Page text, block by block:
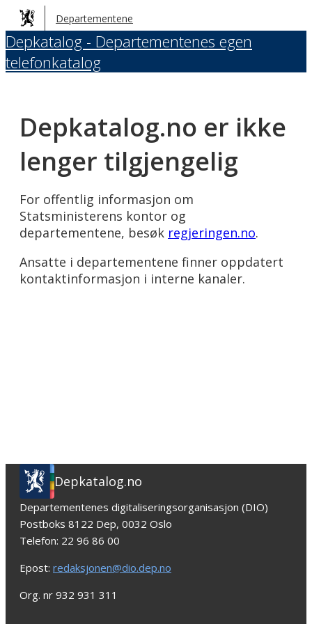
Hopp
til
hovedinnhold
Departementene
Depkatalog - Departementenes egen
telefonkatalog
Depkatalog.no er ikke
lenger tilgjengelig
For offentlig informasjon om
Statsministerens kontor og
departementene, besøk regjeringen.no.
Ansatte i departementene finner oppdatert
kontaktinformasjon i interne kanaler.
Depkatalog.no
Departementenes digitaliseringsorganisasjon (DIO)
Postboks 8122 Dep, 0032 Oslo
Telefon: 22 96 86 00
Epost: redaksjonen@dio.dep.no
Org. nr 932 931 311